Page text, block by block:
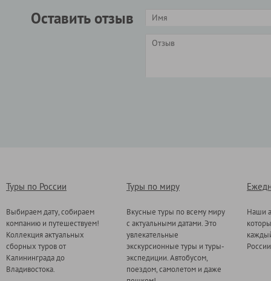
Оставить отзыв
Туры по России
Выбираем дату, собираем
компанию и путешествуем!
Коллекция актуальных
сборных туров от
Калининграда до
Владивостока.
Туры по миру
Вкусные туры по всему миру
с актуальными датами. Это
увлекательные
экскурсионные туры и туры-
экспедиции. Автобусом,
поездом, самолетом и даже
Наши